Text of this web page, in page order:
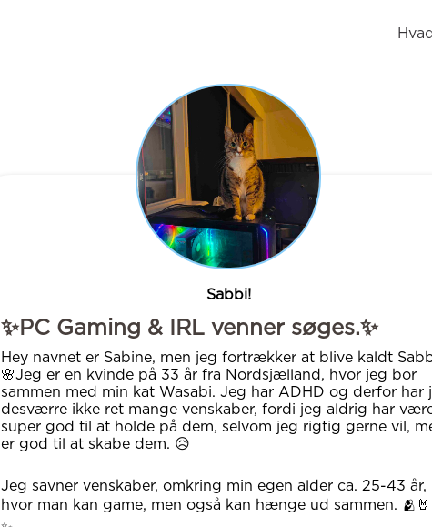
Sabbi!
✨PC Gaming & IRL venner søges.✨
Hey navnet er Sabine, men jeg fortrækker at blive kaldt
🌸Jeg er en kvinde på 33 år fra Nordsjælland, hvor jeg bor
sammen med min kat Wasabi. Jeg har ADHD og derfor har
desværre ikke ret mange venskaber, fordi jeg aldrig har
super god til at holde på dem, selvom jeg rigtig gerne vil,
er god til at skabe dem. 😥
Jeg savner venskaber, omkring min egen alder ca. 25-43 år,
hvor man kan game, men også kan hænge ud sammen.